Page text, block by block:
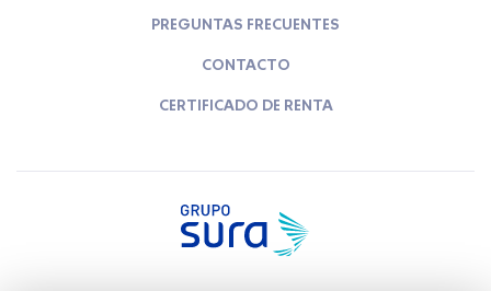
PREGUNTAS FRECUENTES
CONTACTO
CERTIFICADO DE RENTA